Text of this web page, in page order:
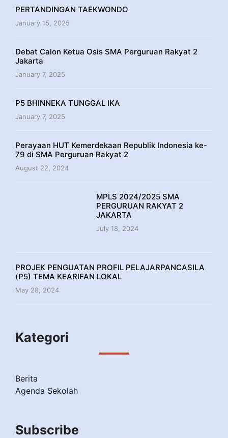
PERTANDINGAN TAEKWONDO
January 15, 2025
Debat Calon Ketua Osis SMA Perguruan Rakyat 2
Jakarta
January 7, 2025
P5 BHINNEKA TUNGGAL IKA
January 7, 2025
Perayaan HUT Kemerdekaan Republik Indonesia ke-
79 di SMA Perguruan Rakyat 2
August 22, 2024
MPLS 2024/2025 SMA
PERGURUAN RAKYAT 2
JAKARTA
July 18, 2024
PROJEK PENGUATAN PROFIL PELAJARPANCASILA
(P5) TEMA KEARIFAN LOKAL
May 28, 2024
Kategori
Berita
Agenda Sekolah
Subscribe